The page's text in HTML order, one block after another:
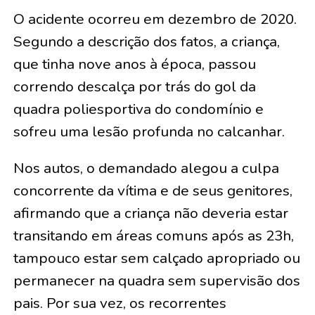
O acidente ocorreu em dezembro de 2020.
Segundo a descrição dos fatos, a criança,
que tinha nove anos à época, passou
correndo descalça por trás do gol da
quadra poliesportiva do condomínio e
sofreu uma lesão profunda no calcanhar.
Nos autos, o demandado alegou a culpa
concorrente da vítima e de seus genitores,
afirmando que a criança não deveria estar
transitando em áreas comuns após as 23h,
tampouco estar sem calçado apropriado ou
permanecer na quadra sem supervisão dos
pais. Por sua vez, os recorrentes